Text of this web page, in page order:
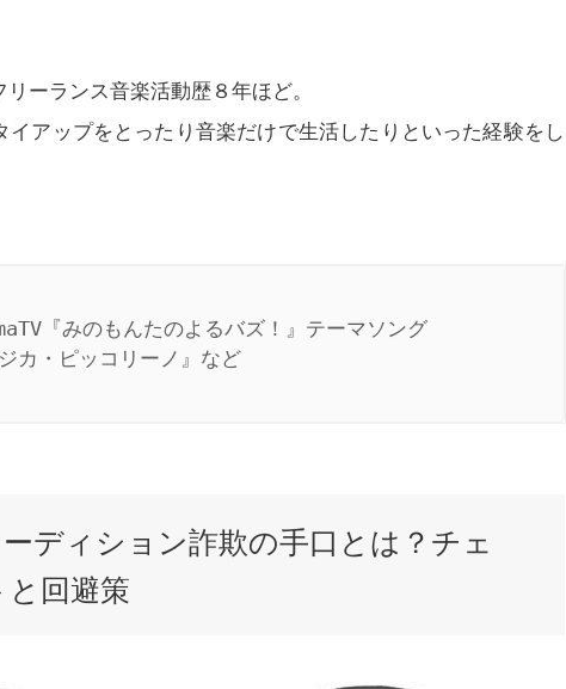
ーランス音楽活動歴８年ほど。
イアップをとったり音楽だけで生活したりといった経験をし
『みのもんたのよるバズ！』テーマソング
カ・ピッコリーノ』など
ーディション詐欺の手口とは？チェ
と回避策